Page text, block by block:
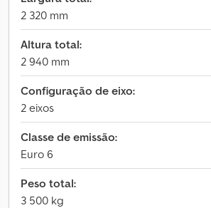
2 320 mm
Altura total:
2 940 mm
Configuração de eixo:
2 eixos
Classe de emissão:
Euro 6
Peso total:
3 500 kg